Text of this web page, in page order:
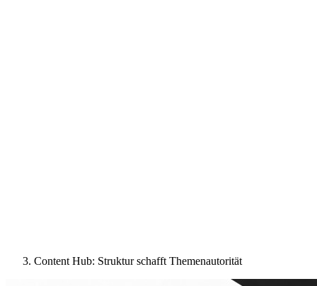
Content Hub: Struktur schafft Themenautorität